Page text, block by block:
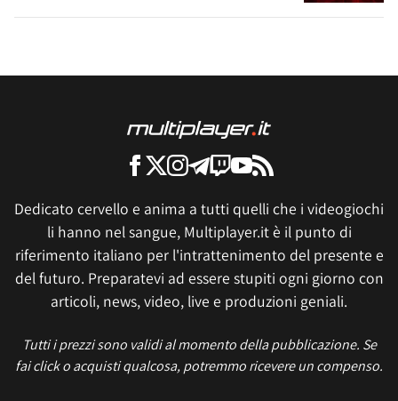
Dedicato cervello e anima a tutti quelli che i videogiochi
li hanno nel sangue, Multiplayer.it è il punto di
riferimento italiano per l'intrattenimento del presente e
del futuro. Preparatevi ad essere stupiti ogni giorno con
articoli, news, video, live e produzioni geniali.
Tutti i prezzi sono validi al momento della pubblicazione. Se
fai click o acquisti qualcosa, potremmo ricevere un compenso.